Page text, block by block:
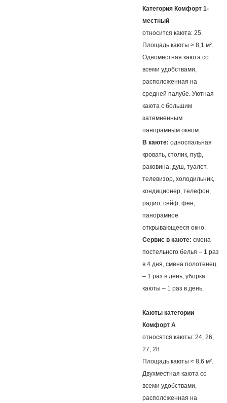
Категория Комфорт 1-
местный
относится каюта: 25.
Площадь каюты ≈ 8,1 м².
Одноместная каюта со
всеми удобствами,
расположенная на
средней палубе. Уютная
каюта с большим
затемненным
панорамным окном.
В каюте: односпальная
кровать, столик, пуф,
раковина, душ, туалет,
телевизор, холодильник,
кондиционер, телефон,
радио, сейф, фен,
панорамное
открывающееся окно.
Сервис в каюте: смена
постельного белья – 1 раз
в 4 дня, смена полотенец
– 1 раз в день, уборка
каюты – 1 раз в день.
Каюты категории
Комфорт А
относятся каюты: 24, 26,
27, 28.
Площадь каюты ≈ 8,6 м².
Двухместная каюта со
всеми удобствами,
расположенная на